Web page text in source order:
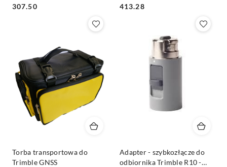
Cena:
Cena:
307.50 Cena:
Cena:
413.28
Torba transportowa do
Trimble GNSS
Adapter - szybkozłącze do
odbiornika Trimble R10 -